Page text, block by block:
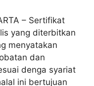
– Sertifikat
yang diterbitkan
menyatakan
dan
denga syariat
ini bertujuan